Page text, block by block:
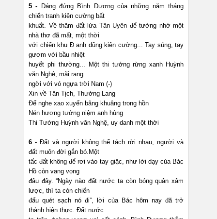
5 -
Dáng đứng Bình Dương của những năm tháng
chiến tranh kiên cường bất
khuất. Về thăm đất lửa Tân Uyên để tưởng nhớ một
nhà thơ đã mất, một thời
với chiến khu Đ anh dũng kiên cường... Tay súng, tay
gươm với bầu nhiệt
huyết phi thường... Một thi tướng rừng xanh Huỳnh
văn Nghệ, mãi rạng
ngời với vó ngựa trời Nam (-)
Xin về Tân Tịch, Thường Lang
Để nghe xao xuyến bâng khuâng trong hồn
Nén hương tưởng niệm anh hùng
Thi Tướng Huỳnh văn Nghệ, uy danh một thời
6 -Đất và người không thể tách rời nhau, người và
đất muôn đời gắn bó.Một
tấc đất không để rơi vào tay giặc, như lời dạy của Bác
Hồ còn vang vọng
đâu đây. “Ngày nào đất nước ta còn bóng quân xâm
lược, thì ta còn chiến
đấu quét sạch nó đi”, lời của Bác hôm nay đã trở
thành hiện thực. Đất nước